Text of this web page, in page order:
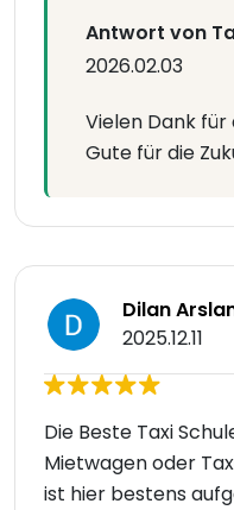
Antwort von
2026.02.03
Vielen Dank für
Gute für die
Dilan
2025.12.11
Die Beste Taxi
Mietwagen oder
ist hier bestens